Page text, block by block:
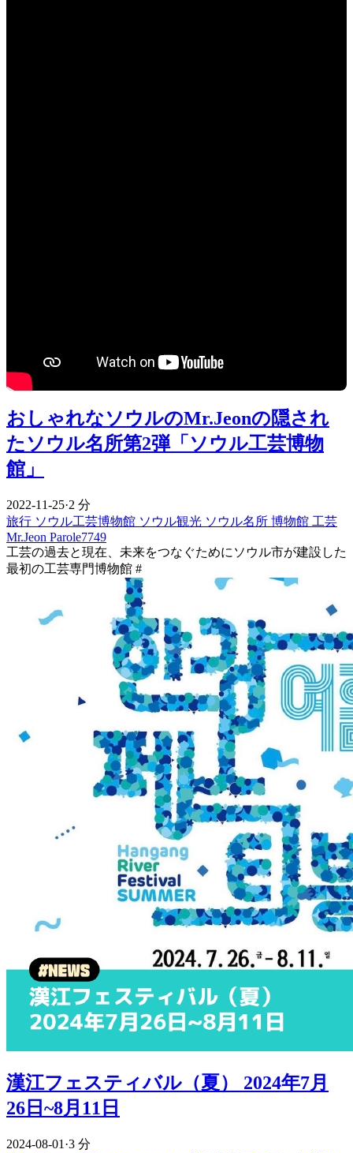
おしゃれなソウルのMr.Jeonの隠され
たソウル名所第2弾「ソウル工芸博物
館」
2022-11-25·2 分
旅行 ソウル工芸博物館 ソウル観光 ソウル名所 博物館 工芸
Mr.Jeon Parole7749
工芸の過去と現在、未来をつなぐためにソウル市が建設した
最初の工芸専門博物館 #
漢江フェスティバル（夏） 2024年7月
26日~8月11日
2024-08-01 ·3 分